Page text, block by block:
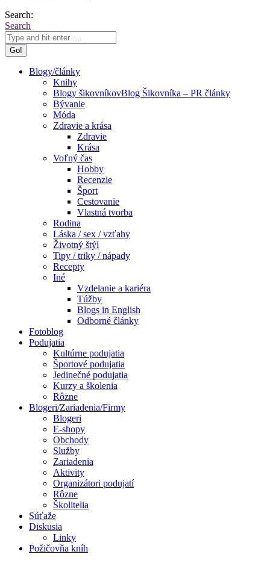
Search:
Search
Blogy/články
Knihy
Blogy šikovníkovBlog Šikovníka – PR články
Bývanie
Móda
Zdravie a krása
Zdravie
Krása
Voľný čas
Hobby
Recenzie
Šport
Cestovanie
Vlastná tvorba
Rodina
Láska / sex / vzťahy
Životný štýl
Tipy / triky / nápady
Recepty
Iné
Vzdelanie a kariéra
Túžby
Blogs in English
Odborné články
Fotoblog
Podujatia
Kultúrne podujatia
Športové podujatia
Jedinečné podujatia
Kurzy a školenia
Rôzne
Blogeri/Zariadenia/Firmy
Blogeri
E-shopy
Obchody
Služby
Zariadenia
Aktivity
Organizátori podujatí
Rôzne
Školitelia
Súťaže
Diskusia
Linky
Požičovňa kníh